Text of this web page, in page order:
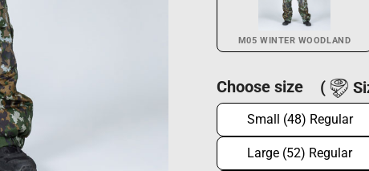
M05 WINTER WOODLAND
Choose size (
Small (48) Regular
Large (52) Regular